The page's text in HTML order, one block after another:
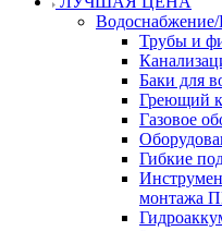
Водоснабжение/
Трубы и
Баки для
Греющий
Газовое
Гибкие
монтажа